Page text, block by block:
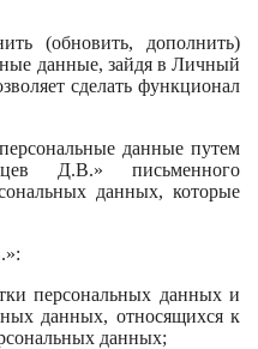
(обновить, дополнить)
данные, зайдя в Личный
сделать функционал
данные путем
Д.В.» письменного
данных, которые
персональных данных и
данных, относящихся к
данных;